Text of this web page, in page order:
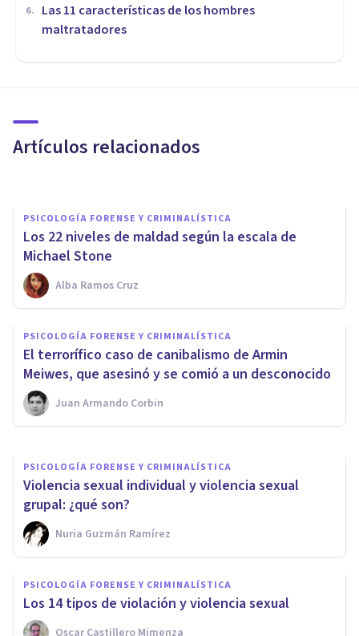
6.
Las 11 características de los hombres
maltratadores
Artículos relacionados
durante la infancia nos marca
PSICOLOGÍA FORENSE Y CRIMINALÍSTICA
​Los 22 niveles de maldad según la escala de
Michael Stone
Alba Ramos Cruz
PSICOLOGÍA FORENSE Y CRIMINALÍSTICA
​El terrorífico caso de canibalismo de Armin
Meiwes, que asesinó y se comió a un desconocido
Juan Armando Corbin
​¿Por qué algunos niños
pueden ser capaces de matar?
Nuria Guzmán Ramírez
PSICOLOGÍA FORENSE Y CRIMINALÍSTICA
Violencia sexual individual y violencia sexual
grupal: ¿qué son?
Nuria Guzmán Ramírez
PSICOLOGÍA FORENSE Y CRIMINALÍSTICA
Los 14 tipos de violación y violencia sexual
Oscar Castillero Mimenza